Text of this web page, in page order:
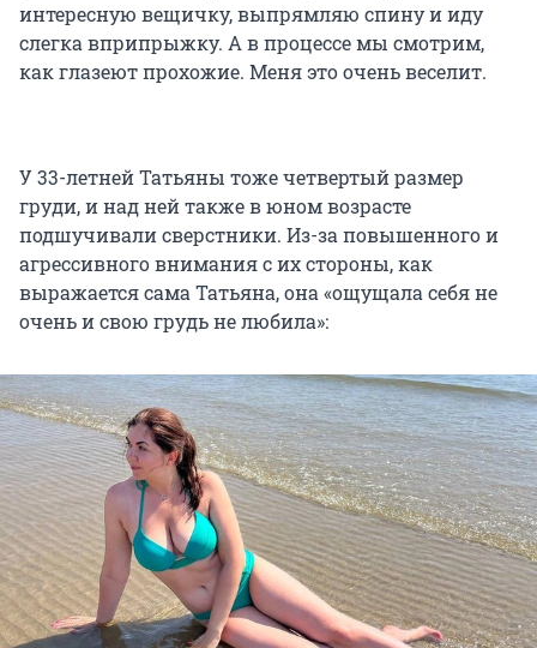
интересную вещичку, выпрямляю спину и иду
слегка вприпрыжку. А в процессе мы смотрим,
как глазеют прохожие. Меня это очень веселит.
У 33-летней Татьяны тоже четвертый размер
груди, и над ней также в юном возрасте
подшучивали сверстники. Из-за повышенного и
агрессивного внимания с их стороны, как
выражается сама Татьяна, она «ощущала себя не
очень и свою грудь не любила»: